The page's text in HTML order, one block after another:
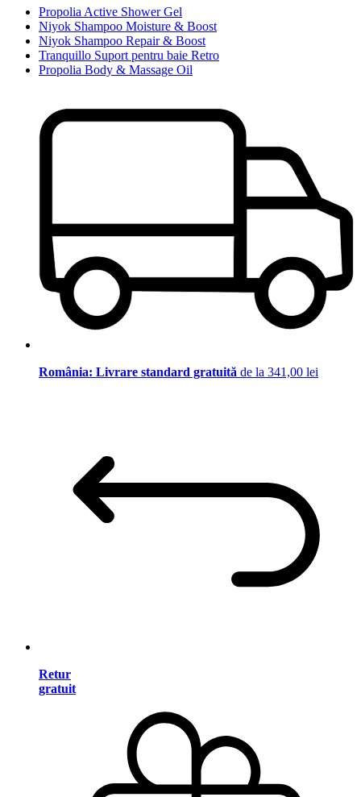
Propolia Active Shower Gel
Niyok Shampoo Moisture & Boost
Niyok Shampoo Repair & Boost
Tranquillo Suport pentru baie Retro
Propolia Body & Massage Oil
România: Livrare standard gratuită de la 341,00 lei
Retur
gratuit